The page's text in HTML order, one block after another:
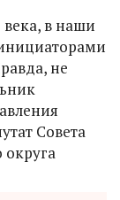
века, в наши
не
Совета
округа